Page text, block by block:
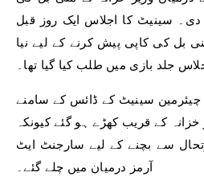
سینیٹ کا اجلاس ایک روز قبل
بل کی کاپی پیش کرنے کے لیے نیا
جلد بازی میں طلب کیا گیا تھا۔
چیئرمین سینیٹ کے ڈائس کے سامنے
کے قریب کھڑے ہو گئے کیونکہ
سے بچنے کے لیے سارجنٹ ایٹ
آرمز درمیان میں چلے گئے۔